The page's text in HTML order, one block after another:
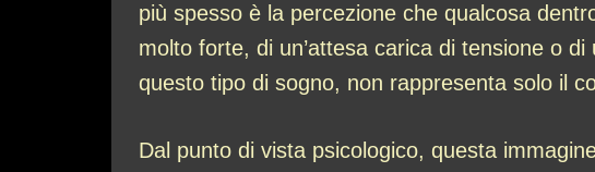
più spesso è la percezione che qualcosa
molto forte, di un’attesa carica di tensione o
questo tipo di sogno, non rappresenta solo il
Dal punto di vista psicologico, questa